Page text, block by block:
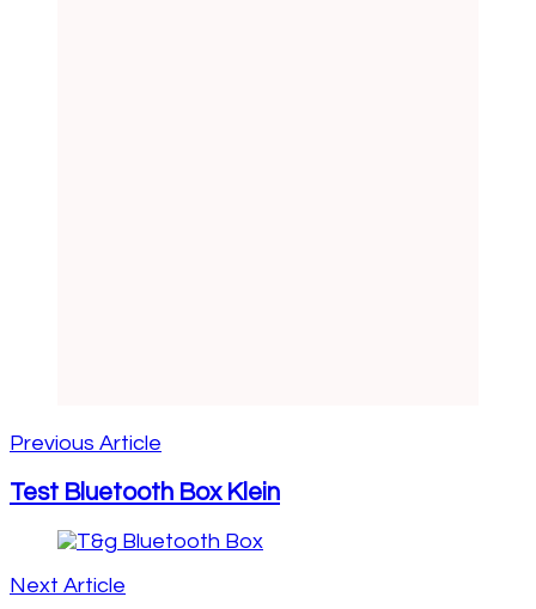
Previous Article
Test Bluetooth Box Klein
Next Article